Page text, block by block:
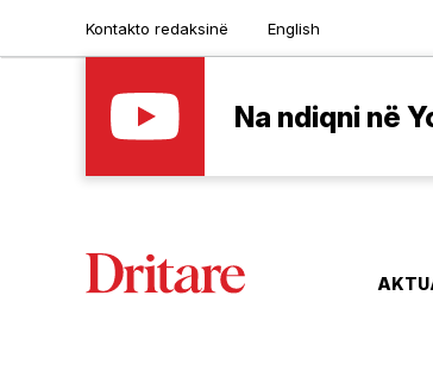
Kontakto redaksinë English
Na ndiqni në